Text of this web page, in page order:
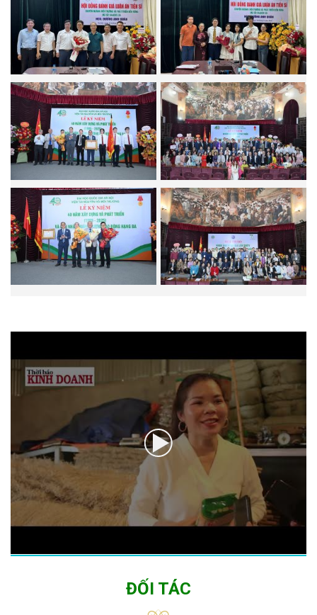
ĐỐI TÁC